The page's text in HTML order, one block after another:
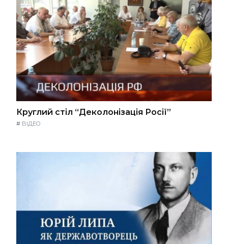
Круглий стіл “Деколонізація Росії”
# ВІДЕО